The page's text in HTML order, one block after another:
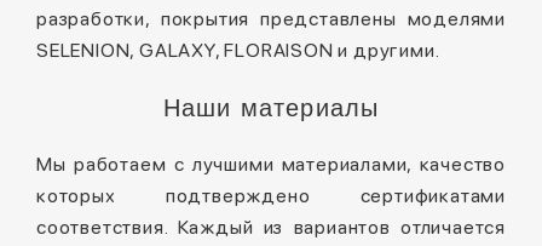
разработки, покрытия представлены моделями
SELENION, GALAXY, FLORAISON и другими.
Наши материалы
Мы работаем с лучшими материалами, качество
которых подтверждено сертификатами
соответствия. Каждый из вариантов отличается